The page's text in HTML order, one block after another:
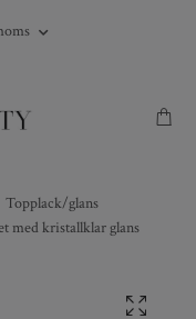
Topplack/glans
med kristallklar glans